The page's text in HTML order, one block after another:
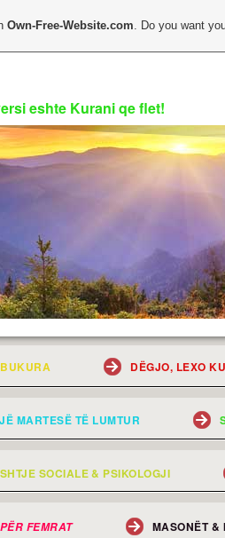
eshte Kurani qe flet!
DËGJO, LEXO
MARTESË TË LUMTUR
SOCIALE & PSIKOLOGJI
PËR FEMRAT MASONËT &
Own-Free-Website.com. Do you want